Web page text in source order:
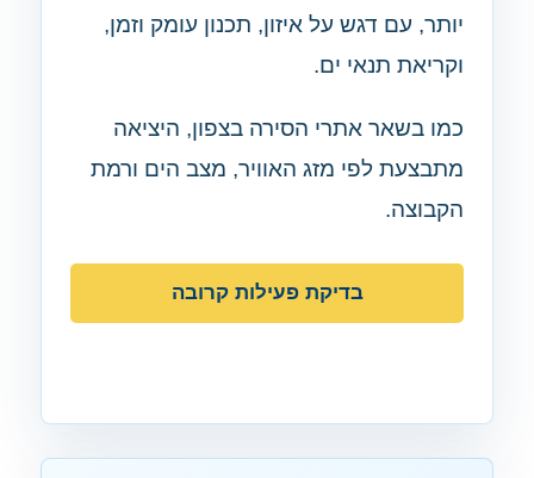
יותר, עם דגש על איזון, תכנון עומק וזמן,
וקריאת תנאי ים.
כמו בשאר אתרי הסירה בצפון, היציאה
מתבצעת לפי מזג האוויר, מצב הים ורמת
הקבוצה.
בדיקת פעילות קרובה